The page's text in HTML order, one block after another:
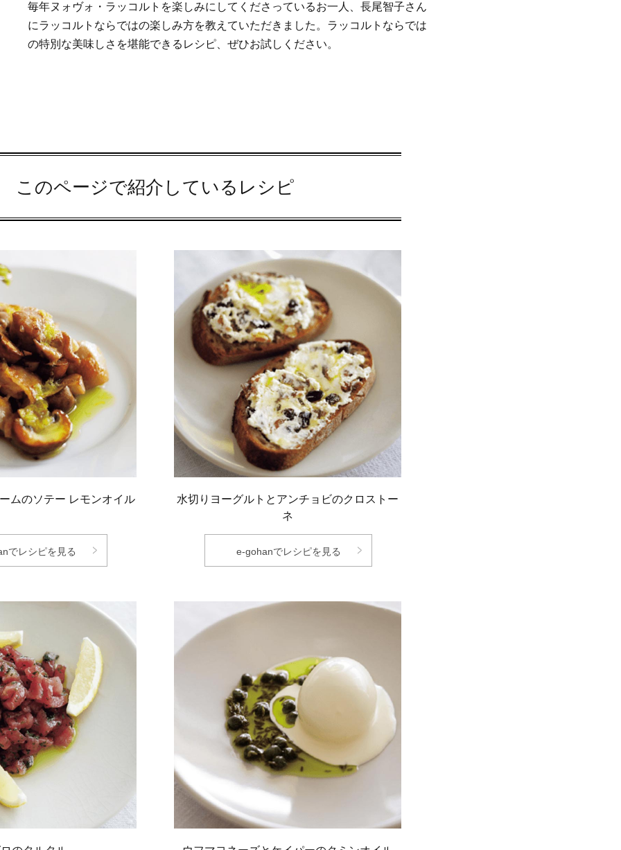
毎年ヌォヴォ・ラッコルトを楽しみにしてくださっているお一人、長尾智子さん
にラッコルトならではの楽しみ方を教えていただきました。ラッコルトならでは
の特別な美味しさを堪能できるレシピ、ぜひお試しください。
このページで紹介しているレシピ
ムのソテー レモンオイル
でレシピを見る
水切りヨーグルトとアンチョビのクロストー
ネ
e-gohanでレシピを見る